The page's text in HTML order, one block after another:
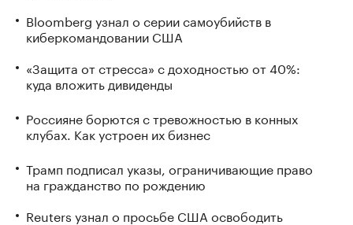
Bloomberg узнал о серии самоубийств в
киберкомандовании США
«Защита от стресса» с доходностью от 40%:
куда вложить дивиденды
Россияне борются с тревожностью в конных
клубах. Как устроен их бизнес
Трамп подписал указы, ограничивающие право
на гражданство по рождению
Reuters узнал о просьбе США освободить